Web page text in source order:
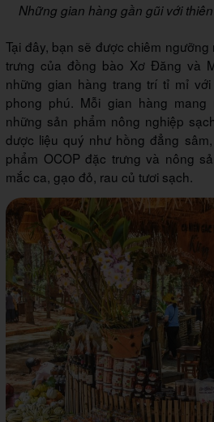
Những gian hàng gần gũi với
Tại đây, bạn sẽ được chiêm
trưng của đồng bào Xơ Đăng và
những gian hàng trang trí tỉ mỉ
phong phú. Mỗi gian hàng mang
những sản phẩm nông nghiệp
dược liệu quý như hồng đẳng
phẩm OCOP đặc trưng và nông
mắc ca, gạo đỏ, rau củ tươi sạch.